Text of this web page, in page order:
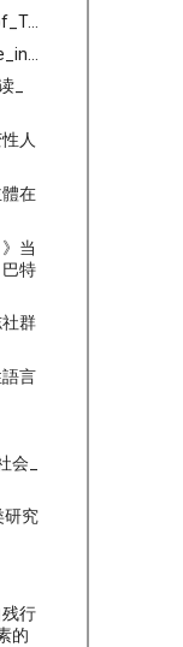
Workplace_Experiences_of_Transgender_Individuals
_
人
體在
当
特
群
言
会_
研究
行
的